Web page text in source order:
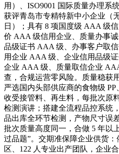
用）、ISO9001 国际质量办理系
获评青岛市专精特新中小企业（
日）；具有 8 项国度级 AAA 级
价 AAA 级信用企业、质量办事
品级证书 AAA 级、办事客户取
用企业 AAA 级、企业信用品级
企业 AAA 级、质量取信企业
查，合规运营零风险。质量稳获
严选国内头部供应商的食物级
收受接管料、再生料，每批次原
检测演讲；搭建全流程品控系统
品出库全环节检测，产物尺寸误
批次质量高度同一，合做 5 年以
过品题”。交期准保障企业供货
区、122 人专业出产团队，企业